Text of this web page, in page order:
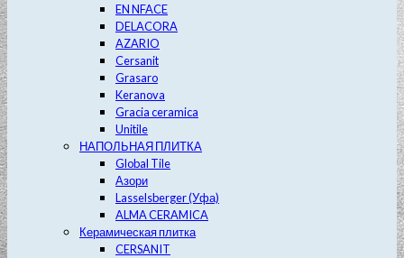
EN NFACE
DELACORA
AZARIO
Cersanit
Grasaro
Keranova
Gracia ceramica
Unitile
НАПОЛЬНАЯ ПЛИТКА
Global Tile
Азори
Lasselsberger (Уфа)
ALMA CERAMICA
Керамическая плитка
CERSANIT